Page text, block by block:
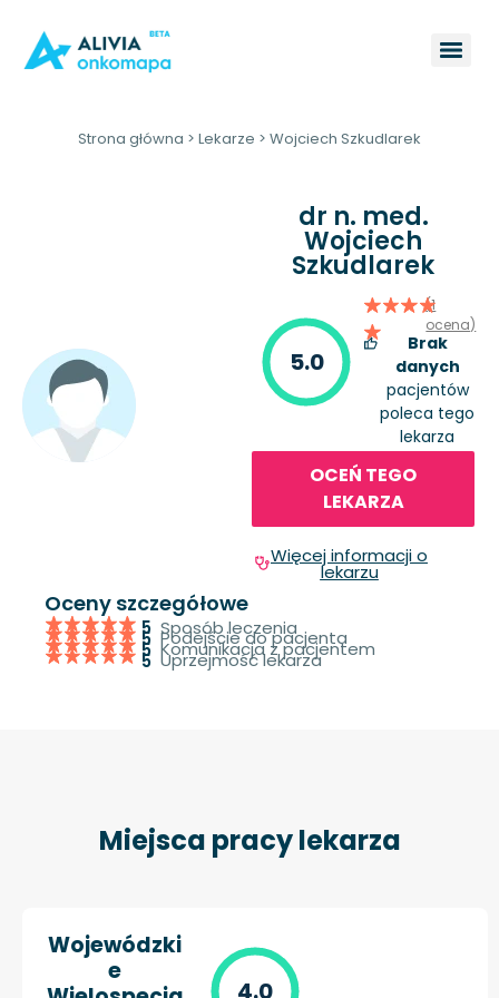
Strona główna > Lekarze > Wojciech Szkudlarek
dr n. med.
Wojciech
Szkudlarek
5.0
(1
ocena)
Brak
danych
pacjentów
poleca tego
lekarza
OCEŃ TEGO
LEKARZA
Więcej informacji o
lekarzu
Oceny szczegółowe
5 Sposób leczenia
5 Podejście do pacjenta
5 Komunikacja z pacjentem
5 Uprzejmość lekarza
Miejsca pracy lekarza
Wojewódzki
e
4.0